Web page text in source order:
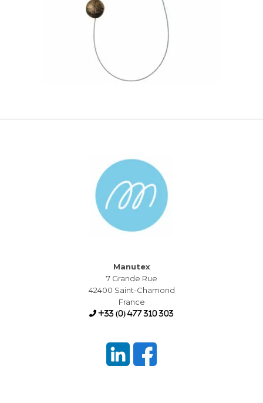
Manutex
7 Grande Rue
42400 Saint-Chamond
France
+33 (0) 477 310 303